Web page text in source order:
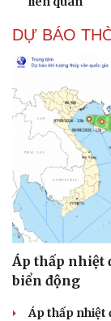
DỰ BÁO
Áp thấp nhiệt
biển động
Áp thấp nhiệt